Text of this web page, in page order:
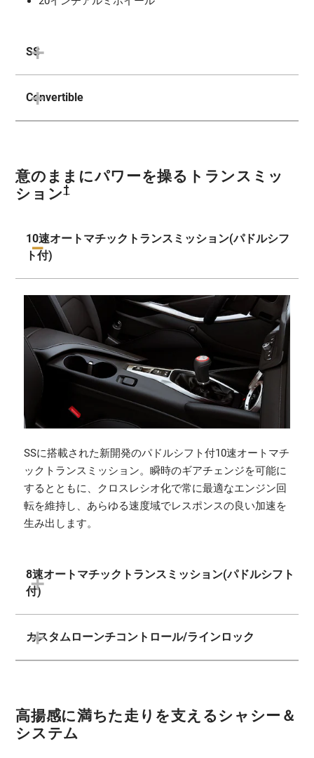
SS
Convertible
意のままにパワーを操るトランスミッ
ション†
10速オートマチックトランスミッション(パドルシフ
ト付)
SSに搭載された新開発のパドルシフト付10速オートマチ
ックトランスミッション。瞬時のギアチェンジを可能に
するとともに、クロスレシオ化で常に最適なエンジン回
転を維持し、あらゆる速度域でレスポンスの良い加速を
生み出します。
8速オートマチックトランスミッション(パドルシフト
付)
カスタムローンチコントロール/ラインロック
高揚感に満ちた走りを支えるシャシー＆
システム